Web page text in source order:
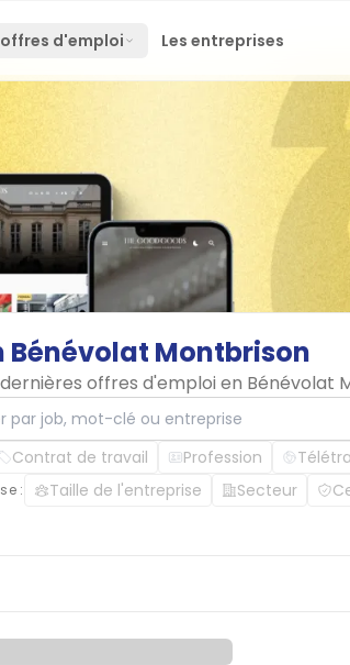
offres d'emploi Les entreprises
Bénévolat Montbrison
offres d'emploi en Bénévolat
job, mot-clé ou entreprise
Contrat de travail Profession
: Taille de l'entreprise Secteur